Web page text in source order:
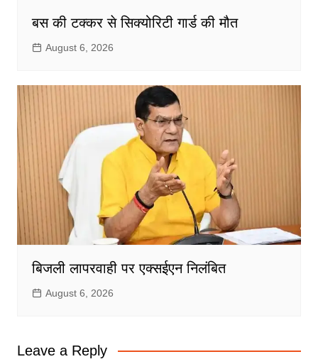
बस की टक्कर से सिक्योरिटी गार्ड की मौत
August 6, 2026
बिजली लापरवाही पर एक्सईएन निलंबित
August 6, 2026
Leave a Reply